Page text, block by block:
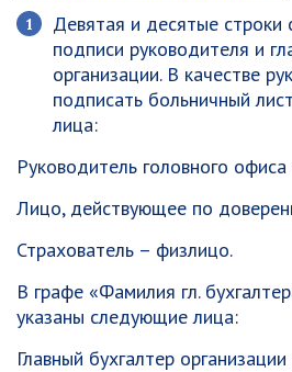
Девятая и десятые
подписи руководителя и
организации. В качестве
подписать больничный
лица:
Руководитель головного
Лицо, действующее по
Страхователь – физлицо.
В графе «Фамилия гл.
указаны следующие лица:
Главный бухгалтер